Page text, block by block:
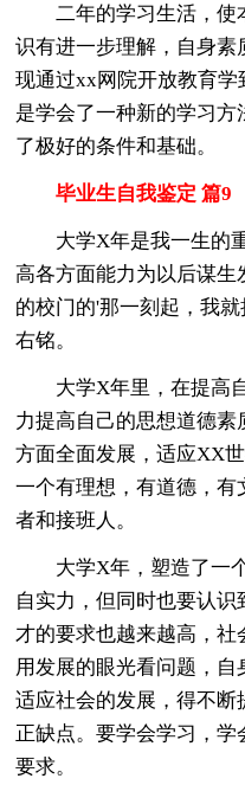
二年的学习生活，使
识有进一步理解，自身
现通过xx网院开放教育
是学会了一种新的学习
了极好的条件和基础。
毕业生自我鉴定 篇9
大学X年是我一生的重
高各方面能力为以后谋
的校门的'那一刻起，我
右铭。
大学X年里，在提高自
力提高自己的思想道德
方面全面发展，适应XX
一个有理想，有道德，
者和接班人。
大学X年，塑造了一个
自实力，但同时也要认
才的要求也越来越高，
用发展的眼光看问题，
适应社会的发展，得不
正缺点。要学会学习，
要求。